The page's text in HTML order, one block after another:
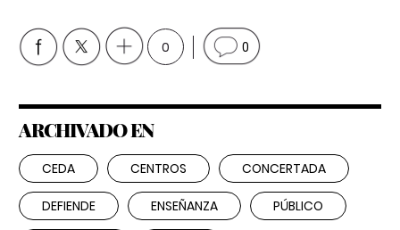
0 0
ARCHIVADO EN
CEDA CENTROS CONCERTADA
DEFIENDE ENSEÑANZA PÚBLICO